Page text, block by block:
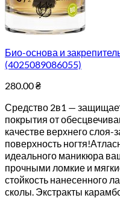
Био-основа и
(4025089086055)
280.00₴
Средство 2в1 —
покрытия от
качестве верхнего
поверхность
идеального маникюра
прочными ломкие и
стойкость нанесенного
сколы. Экстракты